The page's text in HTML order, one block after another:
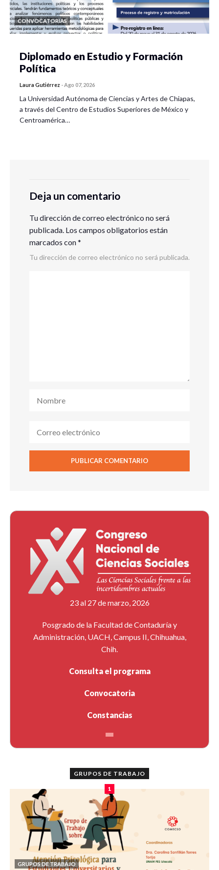
CONVOCATORIAS
Diplomado en Estudio y Formación
Política
Laura Gutiérrez - Ago 07, 2026
La Universidad Autónoma de Ciencias y Artes de Chiapas,
a través del Centro de Estudios Superiores de México y
Centroamérica…
Deja un comentario
Tu dirección de correo electrónico no será
publicada. Los campos obligatorios están
marcados con*
Tu dirección de correo electrónico no será publicada.
23 al 27 de marzo, 2026
Posgrado de la Facultad de Contaduría y
Administración, UACH, Campus II, Chihuahua,
Chih.
Consulta el programa
Convocatoria
Constancias
GRUPOS DE TRABAJO
1
GRUPOS DE TRABAJO